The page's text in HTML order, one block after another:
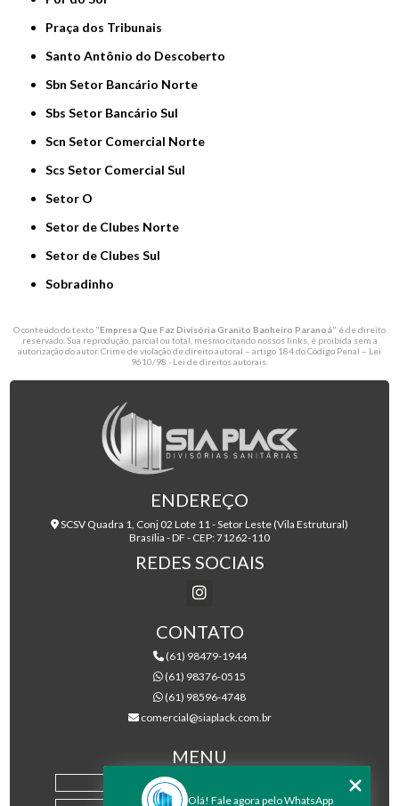
Praça dos Tribunais
Santo Antônio do Descoberto
Sbn Setor Bancário Norte
Sbs Setor Bancário Sul
Scn Setor Comercial Norte
Scs Setor Comercial Sul
Setor O
Setor de Clubes Norte
Setor de Clubes Sul
Sobradinho
O conteúdo do texto "Empresa Que Faz Divisória Granito Banheiro Paranoá" é de direito
reservado. Sua reprodução, parcial ou total, mesmo citando nossos links, é proibida sem a
autorização do autor. Crime de violação de direito autoral – artigo 184 do Código Penal – Lei
9610/98 - Lei de direitos autorais.
ENDEREÇO
SCSV Quadra 1, Conj 02 Lote 11 - Setor Leste (Vila Estrutural)
Brasília - DF - CEP: 71262-110
REDES SOCIAIS
CONTATO
(61) 98479-1944
(61) 98376-0515
(61) 98596-4748
comercial@siaplack.com.br
MENU
Olá! Fale agora pelo WhatsApp